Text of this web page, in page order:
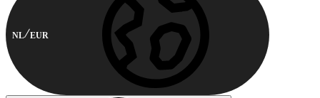
NL EUR